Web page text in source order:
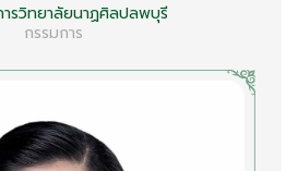
รวิทยาลัยนาฏศิลปลพบุรี
กรรมการ